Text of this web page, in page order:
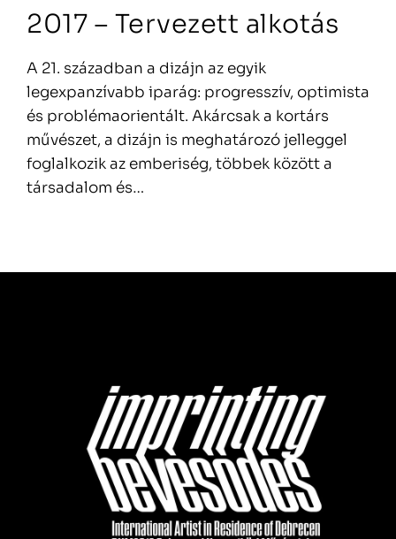
2017 – Tervezett alkotás
A 21. században a dizájn az egyik
legexpanzívabb iparág: progresszív, optimista
és problémaorientált. Akárcsak a kortárs
művészet, a dizájn is meghatározó jelleggel
foglalkozik az emberiség, többek között a
társadalom és…